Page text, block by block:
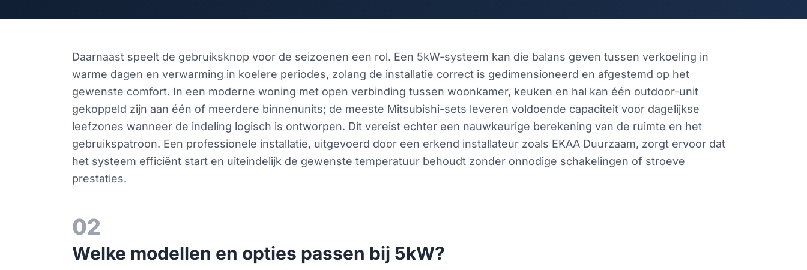
Daarnaast speelt de gebruiksknop voor de seizoenen een rol. Een 5kW-systeem kan die balans geven tussen verkoeling in
warme dagen en verwarming in koelere periodes, zolang de installatie correct is gedimensioneerd en afgestemd op het
gewenste comfort. In een moderne woning met open verbinding tussen woonkamer, keuken en hal kan één outdoor-unit
gekoppeld zijn aan één of meerdere binnenunits; de meeste Mitsubishi-sets leveren voldoende capaciteit voor dagelijkse
leefzones wanneer de indeling logisch is ontworpen. Dit vereist echter een nauwkeurige berekening van de ruimte en het
gebruikspatroon. Een professionele installatie, uitgevoerd door een erkend installateur zoals EKAA Duurzaam, zorgt ervoor dat
het systeem efficiënt start en uiteindelijk de gewenste temperatuur behoudt zonder onnodige schakelingen of stroeve
prestaties.
02
Welke modellen en opties passen bij 5kW?